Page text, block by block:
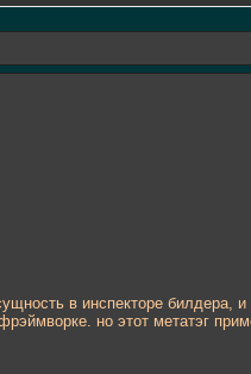
в инспекторе билдера, и
но этот метатэг